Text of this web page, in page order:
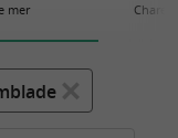
mer